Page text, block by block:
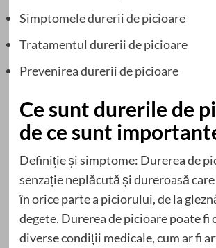
Simptomele durerii de picioare
Tratamentul durerii de picioare
Prevenirea durerii de picioare
Ce sunt durerile de
de ce sunt
Definiție și simptome: Durerea de
senzație neplăcută și dureroasă
în orice parte a piciorului, de la
degete. Durerea de picioare poate fi
diverse condiții medicale, cum ar fi